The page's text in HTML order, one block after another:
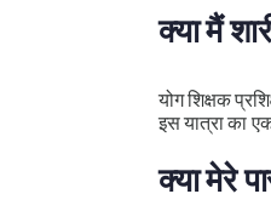
क्या मैं
योग शिक्षक
इस यात्रा का
क्या मेरे